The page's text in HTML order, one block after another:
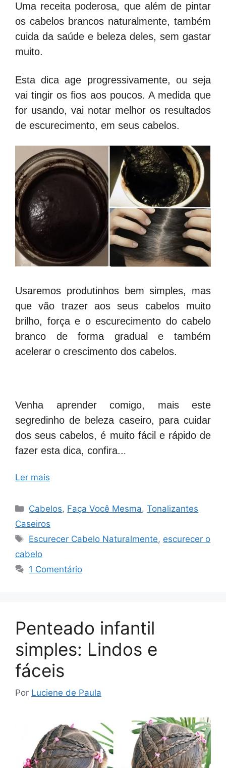
Uma receita poderosa, que além de pintar
os cabelos brancos naturalmente, também
cuida da saúde e beleza deles, sem gastar
muito.
Esta dica age progressivamente, ou seja
vai tingir os fios aos poucos. A medida que
for usando, vai notar melhor os resultados
de escurecimento, em seus cabelos.
Usaremos produtinhos bem simples, mas
que vão trazer aos seus cabelos muito
brilho, força e o escurecimento do cabelo
branco de forma gradual e também
acelerar o crescimento dos cabelos.
Venha aprender comigo, mais este
segredinho de beleza caseiro, para cuidar
dos seus cabelos, é muito fácil e rápido de
fazer esta dica, confira...
Ler mais
Categorias
Cabelos, Faça Você Mesma,Tonalizantes
Caseiros
Tags
Escurecer Cabelo Naturalmente, escurecer o
cabelo
1 Comentário
Penteado infantil
simples: Lindos e
fáceis
Por Luciene de Paula